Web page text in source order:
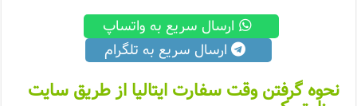
ارسال سریع به واتساپ
ارسال سریع به تلگرام
نحوه گرفتن وقت سفارت ایتالیا از طریق سایت